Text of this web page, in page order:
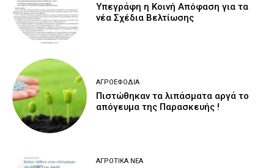
Υπεγράφη η Κοινή Απόφαση για τα
νέα Σχέδια Βελτίωσης
ΑΓΡΟΕΦΌΔΙΑ
Πιστώθηκαν τα λιπάσματα αργά το
απόγευμα της Παρασκευής !
ΑΓΡΟΤΙΚΆ ΝΈΑ